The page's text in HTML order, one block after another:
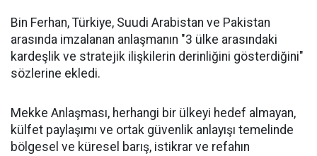
Bin Ferhan, Türkiye, Suudi Arabistan ve Pakistan
arasında imzalanan anlaşmanın "3 ülke arasındaki
kardeşlik ve stratejik ilişkilerin derinliğini gösterdiğini"
sözlerine ekledi.
Mekke Anlaşması, herhangi bir ülkeyi hedef almayan,
külfet paylaşımı ve ortak güvenlik anlayışı temelinde
bölgesel ve küresel barış, istikrar ve refahın